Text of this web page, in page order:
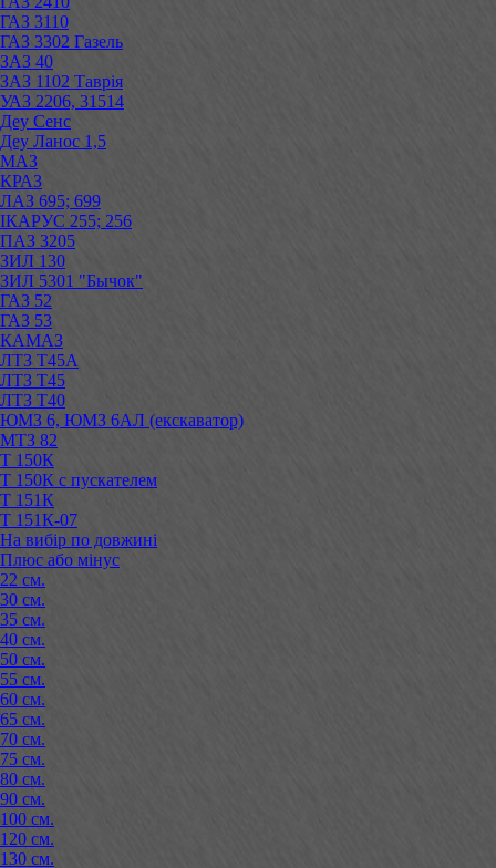
ГАЗ 3110
ГАЗ 3302 Газель
ЗАЗ 40
ЗАЗ 1102 Таврія
УАЗ 2206, 31514
Деу Сенс
Деу Ланос 1,5
МАЗ
КРАЗ
ЛАЗ 695; 699
ІКАРУС 255; 256
ПАЗ 3205
ЗИЛ 130
ЗИЛ 5301 "Бычок"
ГАЗ 52
ГАЗ 53
КАМАЗ
ЛТЗ Т45А
ЛТЗ Т45
ЛТЗ Т40
ЮМЗ 6, ЮМЗ 6АЛ (екскаватор)
МТЗ 82
Т 150К
Т 150К с пускателем
Т 151К
Т 151К-07
На вибір по довжині
Плюс або мінус
22 см.
30 см.
35 см.
40 см.
50 см.
55 см.
60 см.
65 см.
70 см.
75 см.
80 см.
90 см.
100 см.
120 см.
130 см.